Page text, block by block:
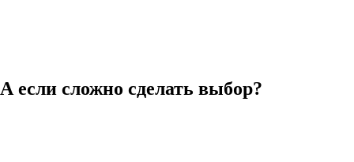
А если сложно сделать выбор?